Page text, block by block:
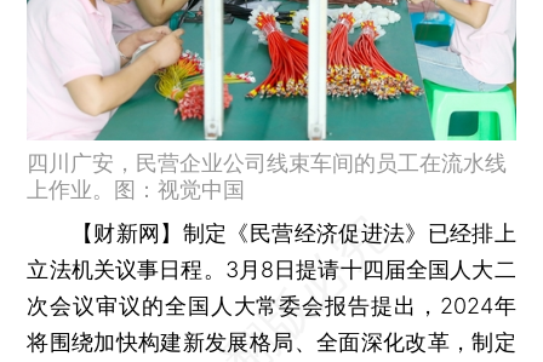
四川广安，民营企业公司线束车间的员工在流水线
上作业。图：视觉中国
【财新网】 制定《民营经济促进法》已经排上
立法机关议事日程。3月8日提请十四届全国人大二
次会议审议的全国人大常委会报告提出，2024年
将围绕加快构建新发展格局、全面深化改革，制定